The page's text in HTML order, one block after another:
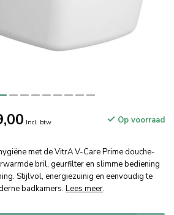
Incl. btw Op voorraad
met de VitrA V-Care Prime douche-
bril, geurfilter en slimme bediening
Stijlvol, energiezuinig en eenvoudig te
badkamers. Lees meer.